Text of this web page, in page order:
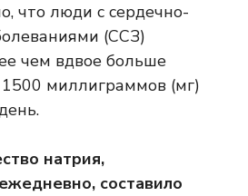
что люди с сердечно-
(ССЗ)
чем вдвое больше
миллиграммов (мг)
натрия,
составило